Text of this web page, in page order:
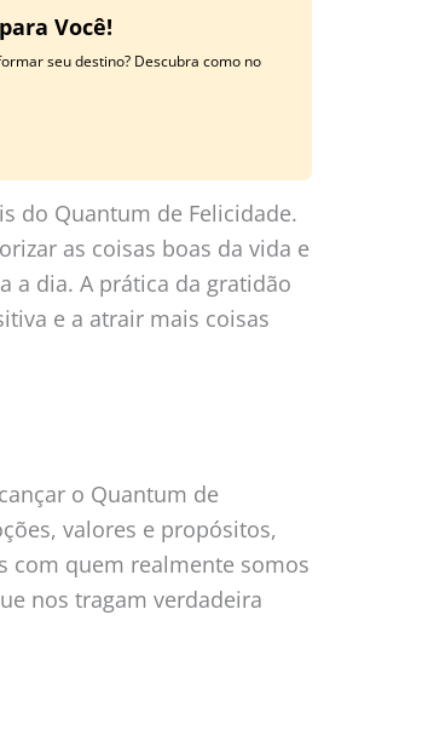
Você!
seu destino? Descubra como no
do Quantum de Felicidade.
as coisas boas da vida e
a dia. A prática da gratidão
e a atrair mais coisas
o Quantum de
valores e propósitos,
com quem realmente somos
nos tragam verdadeira